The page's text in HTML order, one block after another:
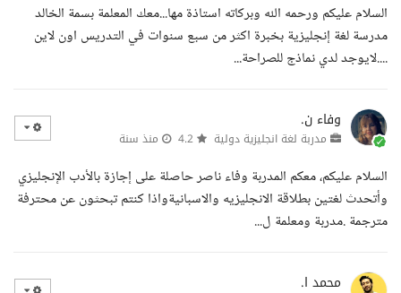
السلام عليكم ورحمه الله وبركاته استاذة مها...معك المعلمة بسمة الخالد
مدرسة لغة إنجليزية بخبرة اكثر من سبع سنوات في التدريس اون لاين
....لايوجد لدي نماذج للصراحة...
وفاء ن.
مدربة لغة انجليزية دولية منذ سنة
السلام عليكم، معكم المدربة وفاء ناصر حاصلة على إجازة بالأدب الإنجليزي
وأتحدث لغتين بطلاقة الانجليزيه والاسبانيةواذا كنتم تبحثون عن محترفة
مترجمة .مدربة ومعلمة ل...
محمد ا.